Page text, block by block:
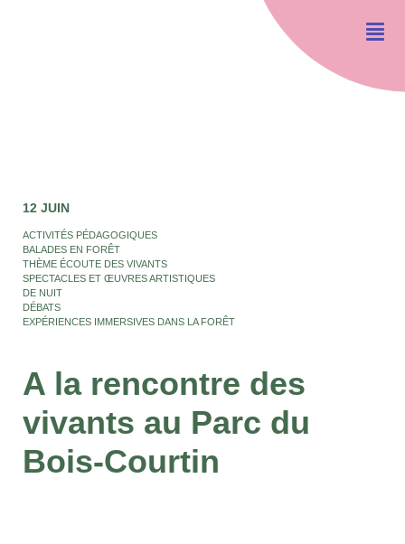
12 JUIN
ACTIVITÉS PÉDAGOGIQUES
BALADES EN FORÊT
THÈME ÉCOUTE DES VIVANTS
SPECTACLES ET ŒUVRES ARTISTIQUES
DE NUIT
DÉBATS
EXPÉRIENCES IMMERSIVES DANS LA FORÊT
A la rencontre des
vivants au Parc du
Bois-Courtin